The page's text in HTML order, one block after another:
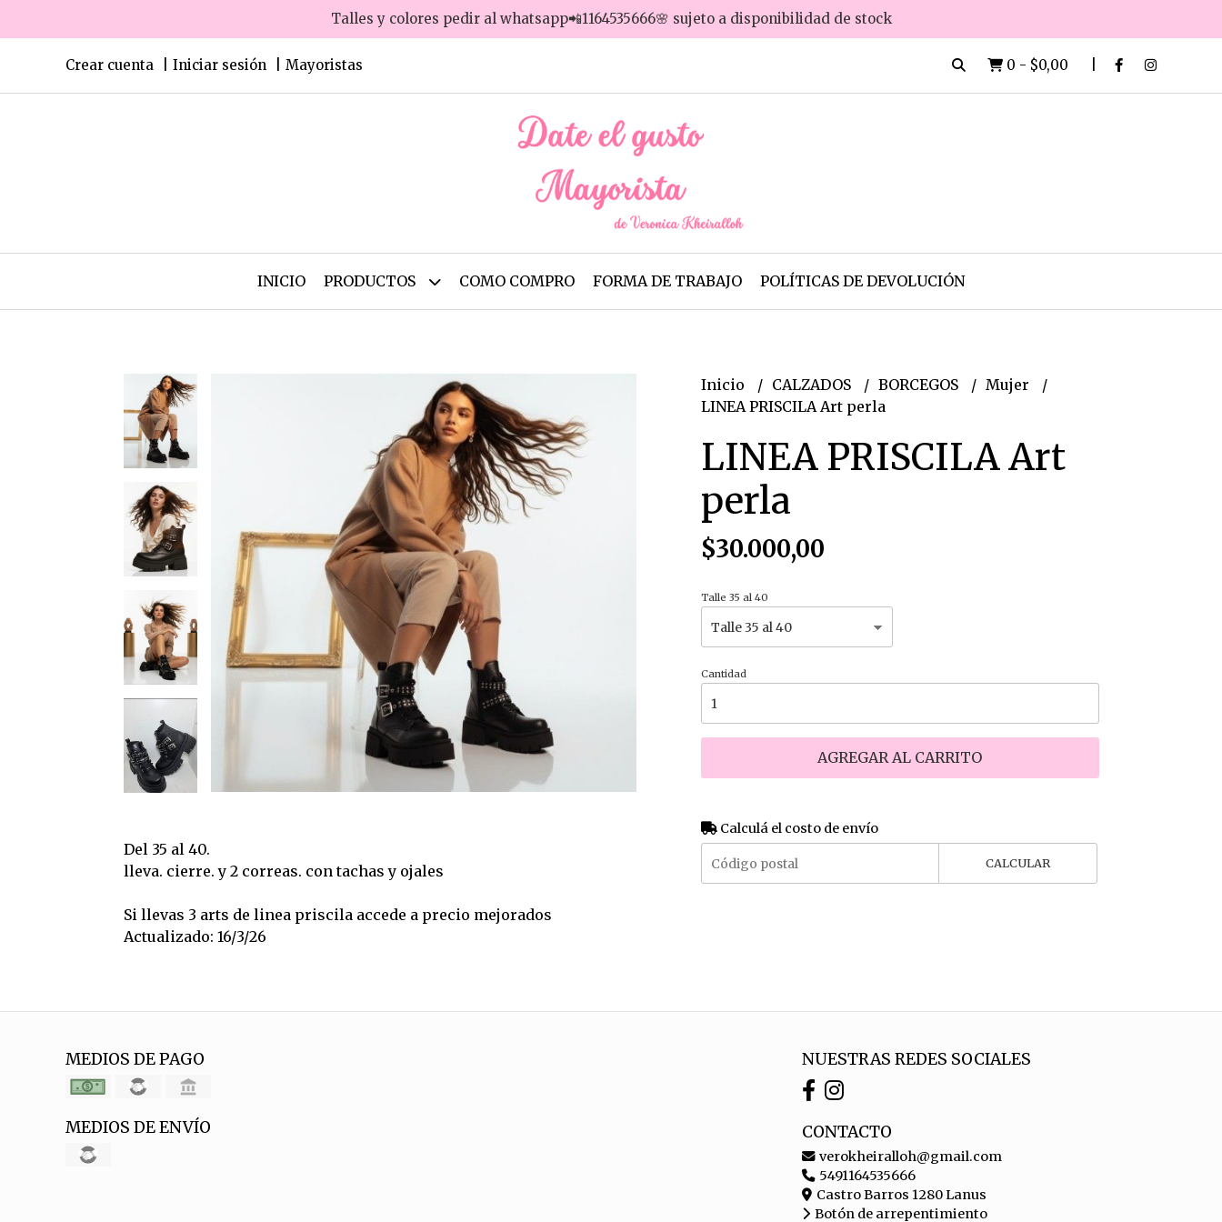
Talles y colores pedir al whatsapp📲1164535666🌸 sujeto a disponibilidad de stock
Crear cuenta Iniciar sesión Mayoristas 0 - $0,00
INICIO PRODUCTOS COMO COMPRO FORMA DE TRABAJO POLÍTICAS DE DEVOLUCIÓN
Del 35 al 40.
lleva. cierre. y 2 correas. con tachas y ojales
Si llevas 3 arts de linea priscila accede a precio mejorados
Actualizado: 16/3/26
Inicio CALZADOS BORCEGOS
Mujer
LINEA PRISCILA Art perla
LINEA PRISCILA Art
perla
$30.000,00
Talle 35 al 40
Cantidad
AGREGAR AL CARRITO
Calculá el costo de envío
CALCULAR
MEDIOS DE PAGO
MEDIOS DE ENVÍO
NUESTRAS REDES SOCIALES
CONTACTO
verokheiralloh@gmail.com
5491164535666
Castro Barros 1280 Lanus
Botón de arrepentimiento